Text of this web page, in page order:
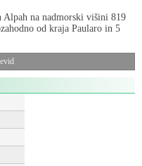
na nadmorski višini 819
od kraja Paularo in 5